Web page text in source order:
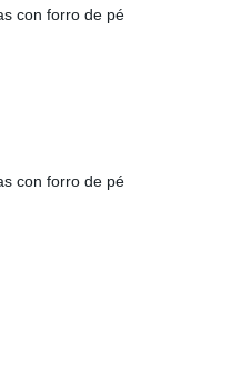
con forro de pé
con forro de pé